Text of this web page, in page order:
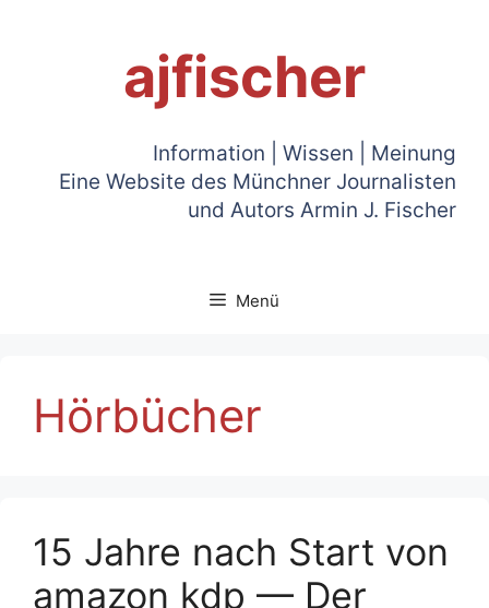
ajfischer
Information | Wissen | Meinung
Eine Website des Münchner Journalisten
und Autors Armin J. Fischer
Menü
Hörbücher
15 Jahre nach Start von
amazon kdp — Der